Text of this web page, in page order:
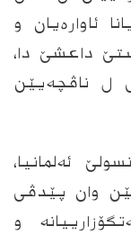
ئاوارەیان و
داعشێ دا،
ل ناڤچەیێن
ئه‌لمانیا،
وان پێدڤى
و